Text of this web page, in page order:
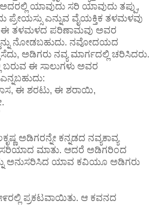
ಯಾವುದು ಸರಿ ಯಾವುದು ತಪ್ಪು,
ಪ್ರೇಯಸ್ಸು ಎನ್ನುವ ವೈಯಕ್ತಿಕ ತಳಮಳವು
ಈ ತಳಮಳದ ಪರಿಣಾಮವು ಅವರ
ನೋಡಬಹುದು. ನವೋದಯದ
ಅಡಿಗರು ನವ್ಯ ಮಾರ್ಗದಲ್ಲಿ ಚರಿಸಿದರು.
ಈ ಸಾಲುಗಳು ಅವರ
ಈ ಶರಟು, ಈ ಶರಾಯಿ,
ಅಡಿಗರನ್ನೇ ಕನ್ನಡದ ನವ್ಯಕಾವ್ಯ
ಸರಿಯಾದ ಮಾತು. ಆದರೆ ಅಡಿಗರಿಂದ
ಅನುಸರಿಸಿದ ಯಾವ ಕವಿಯೂ ಅಡಿಗರು
ಪ್ರಕಟವಾಯಿತು. ಆ ಕವನದ